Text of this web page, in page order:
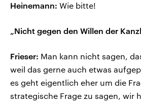
Heinemann: Wie bitte!
„Nicht gegen den Willen der
Frieser: Man kann nicht sagen,
weil das gerne auch etwas
es geht eigentlich eher um die
strategische Frage zu sagen, wir